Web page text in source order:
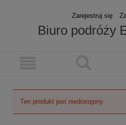
Zarejestruj się
Biuro podróży
Ten produkt jest niedostępny.